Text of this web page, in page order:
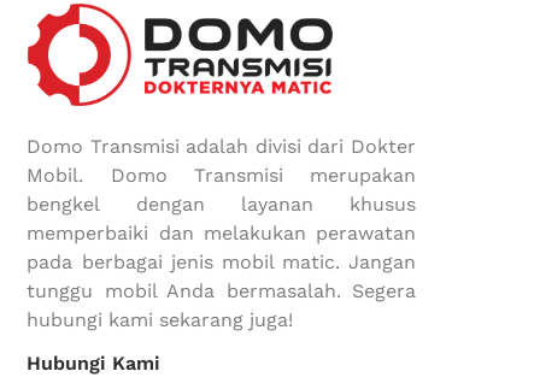
Domo Transmisi adalah divisi dari Dokter
Mobil. Domo Transmisi merupakan
bengkel dengan layanan khusus
memperbaiki dan melakukan perawatan
pada berbagai jenis mobil matic. Jangan
tunggu mobil Anda bermasalah. Segera
hubungi kami sekarang juga!
Hubungi Kami